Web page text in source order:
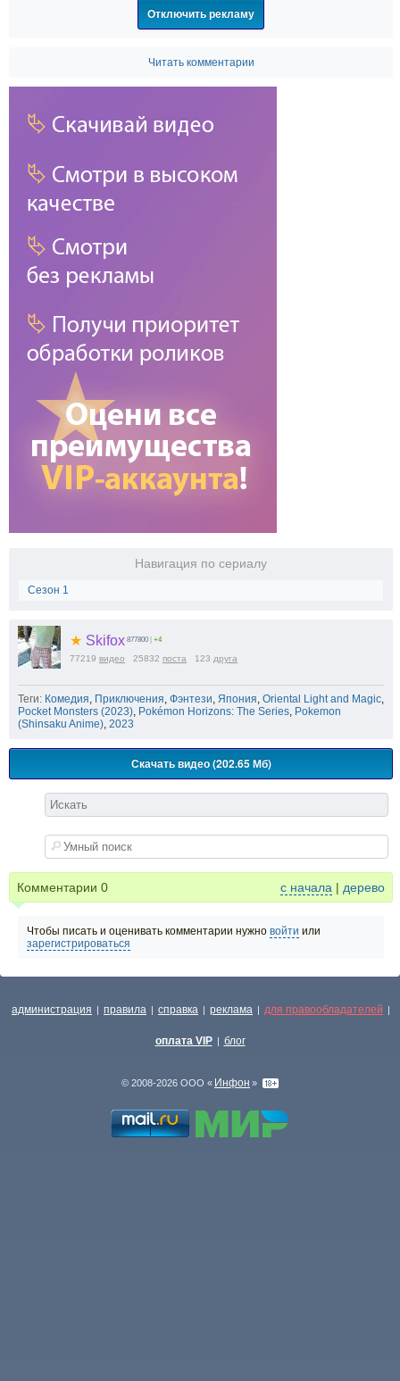
Отключить рекламу
Читать комментарии
Навигация по сериалу
Сезон 1
★ Skifox 877800 +4
77219 видео 25832 поста 123 друга
Теги: Комедия, Приключения, Фэнтези, Япония, Oriental Light and Magic,
Pocket Monsters (2023), Pokémon Horizons: The Series, Pokemon
(Shinsaku Anime), 2023
Скачать видео (202.65 Мб)
Комментарии 0 с начала | дерево
Чтобы писать и оценивать комментарии нужно войти или
зарегистрироваться
администрация | правила | справка | реклама | для правообладателей |
оплата VIP | блог
© 2008-2026 ООО « Инфон »